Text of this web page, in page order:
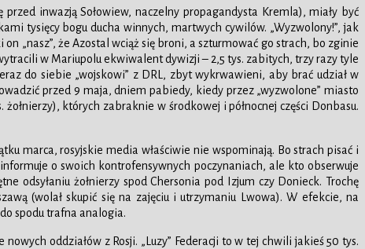
przed inwazją Sołowiew, naczelny propagandysta Kremla), miały być
tysięcy bogu ducha winnych, martwych cywilów. „Wyzwolony!”, jak
„nasz”, że Azostal wciąż się broni, a szturmować go strach, bo zginie
w Mariupolu ekwiwalent dywizji – 2,5 tys. zabitych, trzy razy tyle
do siebie „wojskowi” z DRL, zbyt wykrwawieni, aby brać udział w
przed 9 maja, dniem pabiedy, kiedy przez „wyzwolone” miasto
których zabraknie w środkowej i północnej części Donbasu.
marca, rosyjskie media właściwie nie wspominają. Bo strach pisać i
o swoich kontrofensywnych poczynaniach, ale kto obserwuje
odsyłaniu żołnierzy spod Chersonia pod Izjum czy Donieck. Trochę
(wolał skupić się na zajęciu i utrzymaniu Lwowa). W efekcie, na
spodu trafna analogia.
oddziałów z Rosji. „Luzy” Federacji to w tej chwili jakieś 50 tys.